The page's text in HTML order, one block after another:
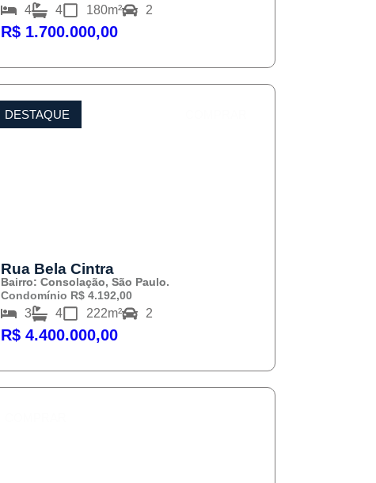
4 4 180m² 2
R$ 1.700.000,00
DESTAQUE
Rua Bela Cintra
Bairro: Consolação, São Paulo.
Condomínio R$ 4.192,00
3 4 222m² 2
R$ 4.400.000,00